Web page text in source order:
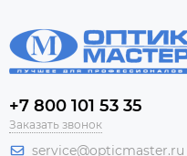
+7 800 101 53 35
Заказать звонок
service@opticmaster.ru